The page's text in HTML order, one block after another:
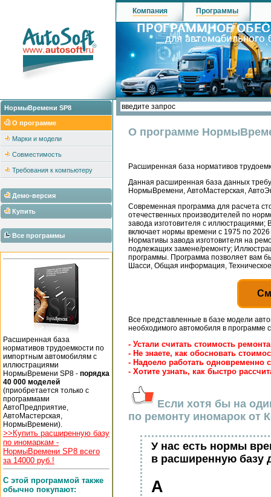
НормыВремени SP8
О программе
Марки и модели
Совместимость
Требования к компьютеру
Демо-версия
Купить
Все программы
Расширенная база
нормативов трудоемкости по
импортным автомобилям с
иллюстрациями
НормыВремени SP8 - порядка
40 000 моделей
(приобретается только с
программами
АвтоПредприятие,
АвтоМастерская,
НормыВремени).
>>Купить расширенную базу
по иномаркам -
НормыВремени SP8 всего
за 14000 руб.!
С этой программой также
обычно покупают:
Компания Программы
О программе
Расширенная база нормативов
Данная расширенная база данных
НормыВремени, АвтоМастерская,
Современная программа для расчета
отечественных производителей по
завода изготовителя с
включает нормы времени с 1975 по
Нормативы завода изготовителя на
подлежащих замене/ремонту;
программы. Программа позволяет вам
Шасси, Общая информация,
Все представленные в базе модели
необходимого автомобиля в программе
- Устали считать стоимость
- Не знаете, как обосновать
- Надоело работать
- Хотите узнать, как быстро
Если хотя бы на
по ремонту иномарок от
У нас есть нормы
в расширенную базу
A